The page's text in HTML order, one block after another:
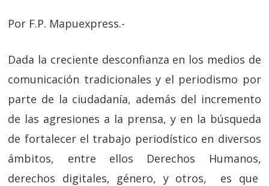
Por F.P. Mapuexpress.-
Dada la creciente desconfianza en los medios de
comunicación tradicionales y el periodismo por
parte de la ciudadanía, además del incremento
de las agresiones a la prensa, y en la búsqueda
de fortalecer el trabajo periodístico en diversos
ámbitos, entre ellos Derechos Humanos,
derechos digitales, género, y otros, es que